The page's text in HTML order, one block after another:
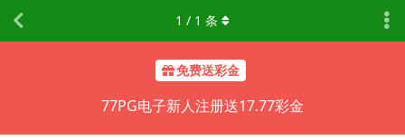
免费送彩金
77PG电子新人注册送17.77彩金
1 / 1 条